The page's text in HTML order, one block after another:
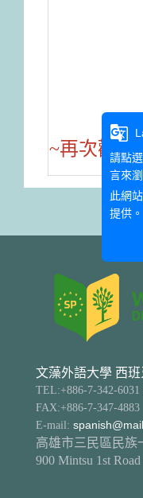
~再次歡迎
文藻外語大學 西
TEL:+886-7-342-6031
FAX:+886-7-347-4883
E-mail:
高雄市三民區民族
900 Mintsu 1st
g_translate
請點
言來
此網
提供。